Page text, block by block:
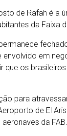
de Rafah é a
da Faixa
envolvido em
que os
para
de El
da FAB.